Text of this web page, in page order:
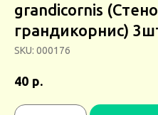
grandicornis
грандикорнис)
SKU: 000176
40 р.